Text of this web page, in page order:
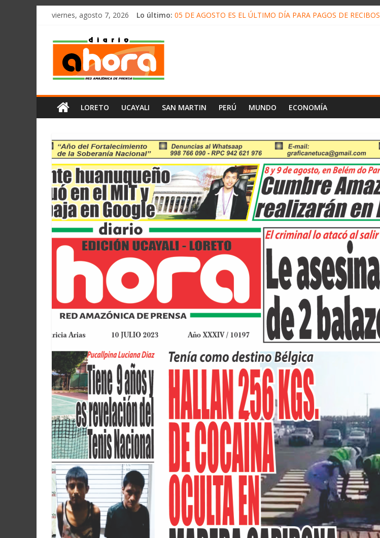
олимп казино
Saltarviernes, agosto 7, 2026 Lo último: 05 DE AGOSTO ES EL ÚLTIMO DÍA PARA PAGOS DE RECIBOS
Diario
Ahora
Cadena
Amazónica
de
Noticias
del
Perú,
Mundo
Ucayali,
San
Martín
Loreto
LORETO UCAYALI SAN MARTIN PERÚ MUNDO ECONOMÍA